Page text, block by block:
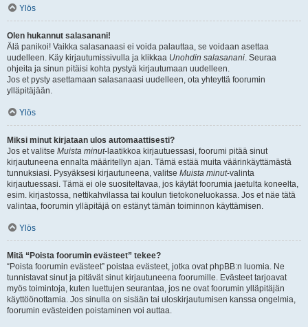
Ylös
Olen hukannut salasanani!
Älä panikoi! Vaikka salasanaasi ei voida palauttaa, se voidaan asettaa
uudelleen. Käy kirjautumissivulla ja klikkaa Unohdin salasanani. Seuraa
ohjeita ja sinun pitäisi kohta pystyä kirjautumaan uudelleen.
Jos et pysty asettamaan salasanaasi uudelleen, ota yhteyttä foorumin
ylläpitäjään.
Ylös
Miksi minut kirjataan ulos automaattisesti?
Jos et valitse Muista minut-laatikkoa kirjautuessasi, foorumi pitää sinut
kirjautuneena ennalta määritellyn ajan. Tämä estää muita väärinkäyttämästä
tunnuksiasi. Pysyäksesi kirjautuneena, valitse Muista minut-valinta
kirjautuessasi. Tämä ei ole suositeltavaa, jos käytät foorumia jaetulta koneelta,
esim. kirjastossa, nettikahvilassa tai koulun tietokoneluokassa. Jos et näe tätä
valintaa, foorumin ylläpitäjä on estänyt tämän toiminnon käyttämisen.
Ylös
Mitä “Poista foorumin evästeet” tekee?
“Poista foorumin evästeet” poistaa evästeet, jotka ovat phpBB:n luomia. Ne
tunnistavat sinut ja pitävät sinut kirjautuneena foorumille. Evästeet tarjoavat
myös toimintoja, kuten luettujen seurantaa, jos ne ovat foorumin ylläpitäjän
käyttöönottamia. Jos sinulla on sisään tai uloskirjautumisen kanssa ongelmia,
foorumin evästeiden poistaminen voi auttaa.